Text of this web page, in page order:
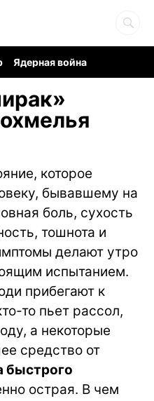
Ядерная война
которое
бывавшему на
боль, сухость
тошнота и
делают утро
испытанием.
прибегают к
то пьет рассол,
а некоторые
средство от
быстрого
острая. В чем